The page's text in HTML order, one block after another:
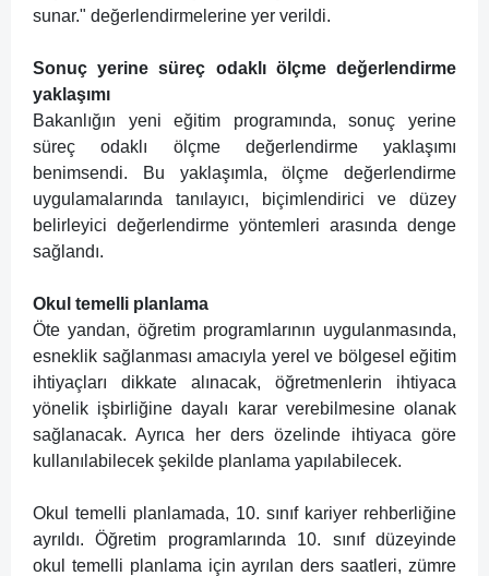
sunar." değerlendirmelerine yer verildi.
Sonuç yerine süreç odaklı ölçme değerlendirme
yaklaşımı
Bakanlığın yeni eğitim programında, sonuç yerine
süreç odaklı ölçme değerlendirme yaklaşımı
benimsendi. Bu yaklaşımla, ölçme değerlendirme
uygulamalarında tanılayıcı, biçimlendirici ve düzey
belirleyici değerlendirme yöntemleri arasında denge
sağlandı.
Okul temelli planlama
Öte yandan, öğretim programlarının uygulanmasında,
esneklik sağlanması amacıyla yerel ve bölgesel eğitim
ihtiyaçları dikkate alınacak, öğretmenlerin ihtiyaca
yönelik işbirliğine dayalı karar verebilmesine olanak
sağlanacak. Ayrıca her ders özelinde ihtiyaca göre
kullanılabilecek şekilde planlama yapılabilecek.
Okul temelli planlamada, 10. sınıf kariyer rehberliğine
ayrıldı. Öğretim programlarında 10. sınıf düzeyinde
okul temelli planlama için ayrılan ders saatleri, zümre